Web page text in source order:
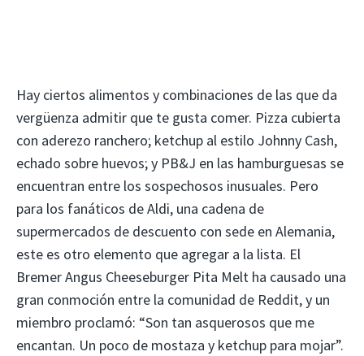
Hay ciertos alimentos y combinaciones de las que da
vergüenza admitir que te gusta comer. Pizza cubierta
con aderezo ranchero; ketchup al estilo Johnny Cash,
echado sobre huevos; y PB&J en las hamburguesas se
encuentran entre los sospechosos inusuales. Pero
para los fanáticos de Aldi, una cadena de
supermercados de descuento con sede en Alemania,
este es otro elemento que agregar a la lista. El
Bremer Angus Cheeseburger Pita Melt ha causado una
gran conmoción entre la comunidad de Reddit, y un
miembro proclamó: “Son tan asquerosos que me
encantan. Un poco de mostaza y ketchup para mojar”.